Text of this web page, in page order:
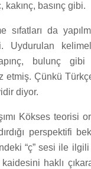
basınç gibi.
sıfatları da
bulunç
etmiş. Çünkü
diyor.
Kökses teorisi
perspektifi
“ç” sesi ile
kaidesini haklı